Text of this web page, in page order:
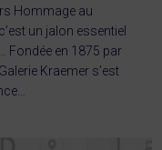
Hommage au
un jalon essentiel
Fondée en 1875 par
Kraemer s’est